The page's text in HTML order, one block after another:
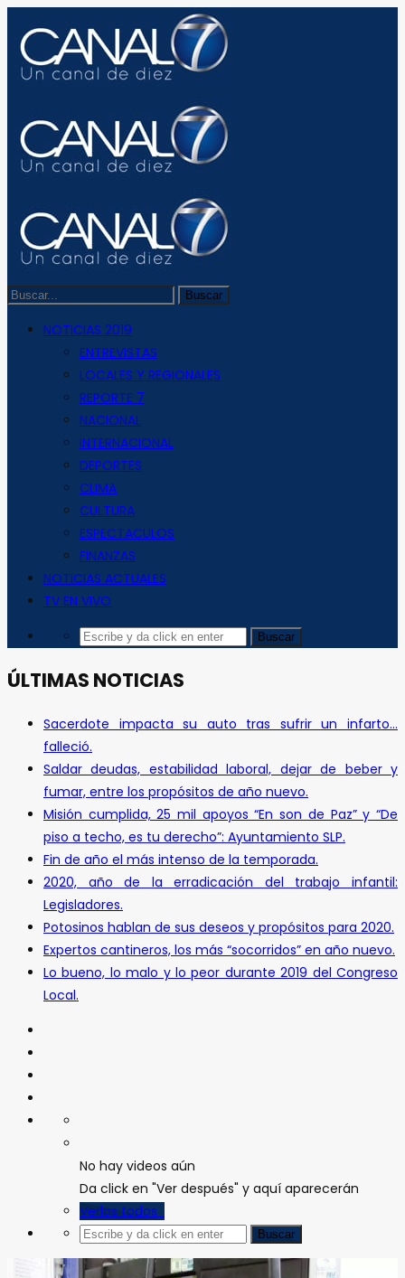
NOTICIAS 2019
ENTREVISTAS
LOCALES Y REGIONALES
REPORTE 7
NACIONAL
INTERNACIONAL
DEPORTES
CLIMA
CULTURA
ESPECTACULOS
FINANZAS
NOTICIAS ACTUALES
TV EN VIVO
ÚLTIMAS NOTICIAS
Sacerdote impacta su auto tras sufrir un infarto…
falleció.
Saldar deudas, estabilidad laboral, dejar de beber y
fumar, entre los propósitos de año nuevo.
Misión cumplida, 25 mil apoyos “En son de Paz” y “De
piso a techo, es tu derecho”: Ayuntamiento SLP.
Fin de año el más intenso de la temporada.
2020, año de la erradicación del trabajo infantil:
Legisladores.
Potosinos hablan de sus deseos y propósitos para 2020.
Expertos cantineros, los más “socorridos” en año nuevo.
Lo bueno, lo malo y lo peor durante 2019 del Congreso
Local.
No hay videos aún
Da click en "Ver después" y aquí aparecerán
Verlos todos